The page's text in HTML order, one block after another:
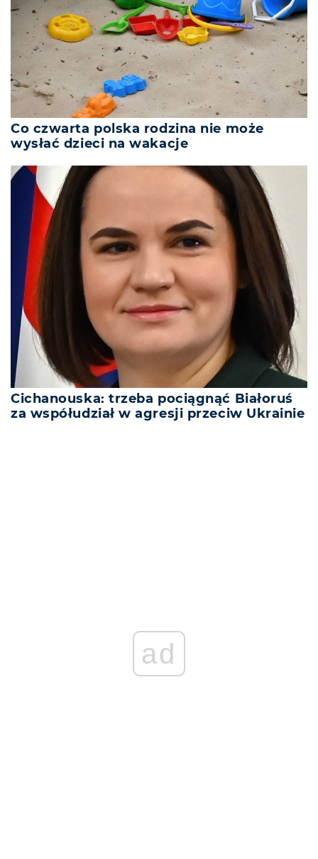
Co czwarta polska rodzina nie może
wysłać dzieci na wakacje
Cichanouska: trzeba pociągnąć Białoruś
za współudział w agresji przeciw Ukrainie